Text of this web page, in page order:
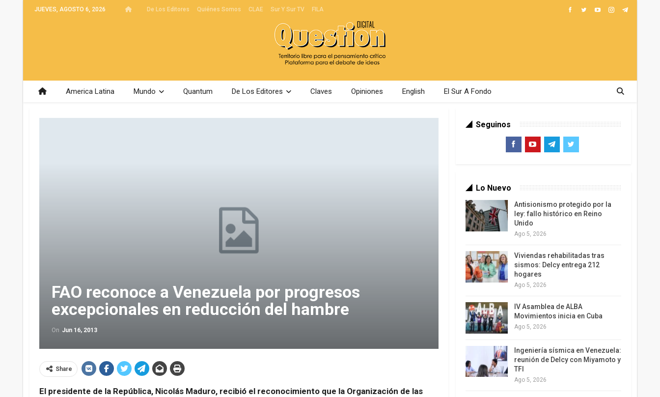
JUEVES, AGOSTO 6, 2026 De Los Editores Quiénes Somos CLAE Sur Y Sur TV FILA
America Latina Mundo Quantum De Los Editores Claves Opiniones English El Sur A Fondo
FAO reconoce a Venezuela por progresos
excepcionales en reducción del hambre
On Jun 16, 2013
Share
El presidente de la República, Nicolás Maduro, recibió el reconocimiento que la Organización de las
Seguinos
Lo Nuevo
Antisionismo protegido por la
ley: fallo histórico en Reino
Unido
Ago 5, 2026
Viviendas rehabilitadas tras
sismos: Delcy entrega 212
hogares
Ago 5, 2026
IV Asamblea de ALBA
Movimientos inicia en Cuba
Ago 5, 2026
Ingeniería sísmica en Venezuela:
reunión de Delcy con Miyamoto y
TFI
Ago 5, 2026